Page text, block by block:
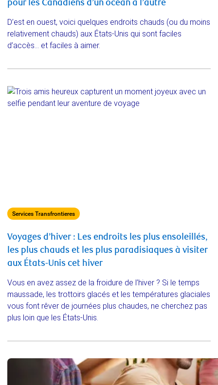
pour les Canadiens d’un océan à l’autre
D’est en ouest, voici quelques endroits chauds (ou du moins
relativement chauds) aux États-Unis qui sont faciles
d’accès… et faciles à aimer.
Services Transfrontieres
Voyages d’hiver : Les endroits les plus ensoleillés,
les plus chauds et les plus paradisiaques à visiter
aux États-Unis cet hiver
Vous en avez assez de la froidure de l’hiver ? Si le temps
maussade, les trottoirs glacés et les températures glaciales
vous font rêver de journées plus chaudes, ne cherchez pas
plus loin que les États-Unis.